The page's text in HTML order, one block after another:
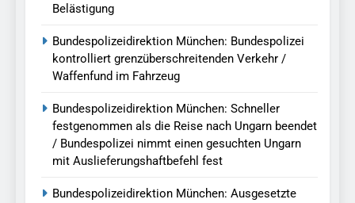
Belästigung
Bundespolizeidirektion München: Bundespolizei
kontrolliert grenzüberschreitenden Verkehr /
Waffenfund im Fahrzeug
Bundespolizeidirektion München: Schneller
festgenommen als die Reise nach Ungarn beendet
/ Bundespolizei nimmt einen gesuchten Ungarn
mit Auslieferungshaftbefehl fest
Bundespolizeidirektion München: Ausgesetzte